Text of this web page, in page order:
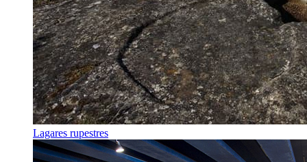
Lagares rupestres